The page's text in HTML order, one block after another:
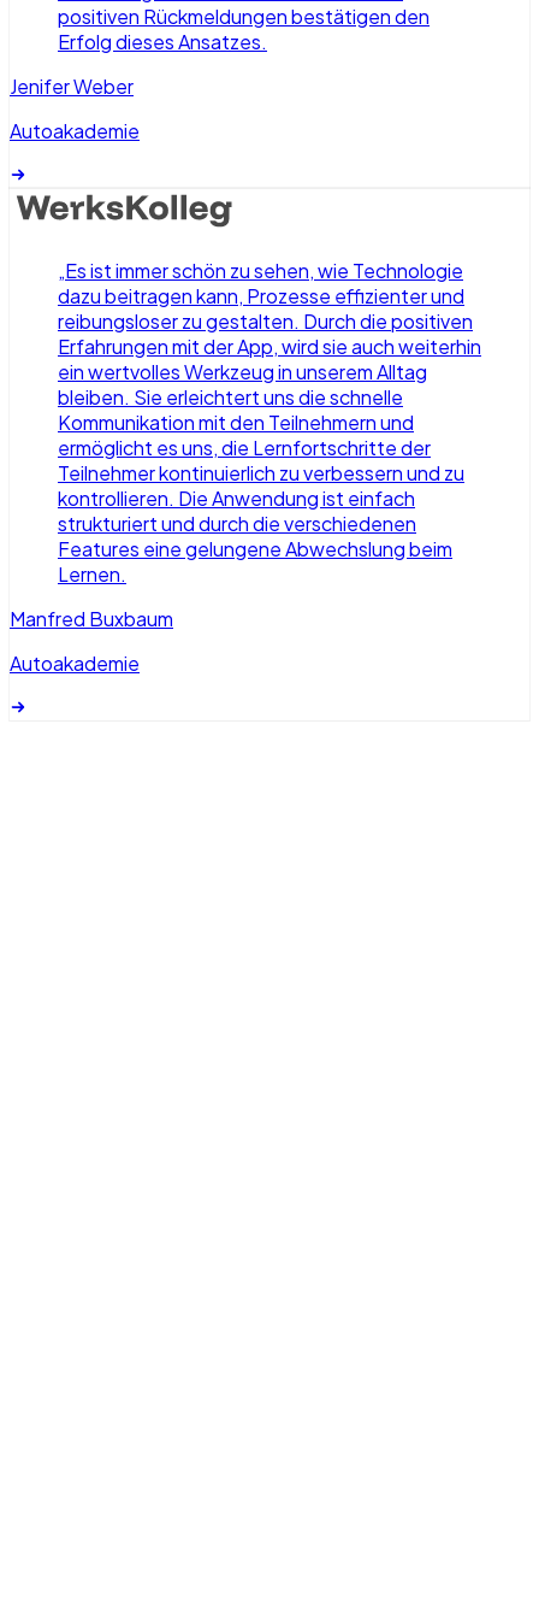
positiven Rückmeldungen bestätigen den
Erfolg dieses Ansatzes.
Jenifer Weber
Autoakademie
„Es ist immer schön zu sehen, wie Technologie
dazu beitragen kann, Prozesse effizienter und
reibungsloser zu gestalten. Durch die positiven
Erfahrungen mit der App, wird sie auch weiterhin
ein wertvolles Werkzeug in unserem Alltag
bleiben. Sie erleichtert uns die schnelle
Kommunikation mit den Teilnehmern und
ermöglicht es uns, die Lernfortschritte der
Teilnehmer kontinuierlich zu verbessern und zu
kontrollieren. Die Anwendung ist einfach
strukturiert und durch die verschiedenen
Features eine gelungene Abwechslung beim
Lernen.
Manfred Buxbaum
Autoakademie